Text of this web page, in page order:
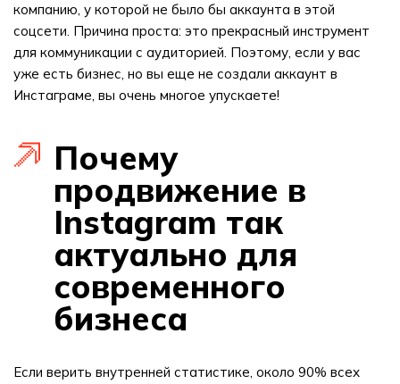
компанию, у которой не было бы аккаунта в этой
соцсети. Причина проста: это прекрасный инструмент
для коммуникации с аудиторией. Поэтому, если у вас
уже есть бизнес, но вы еще не создали аккаунт в
Инстаграме, вы очень многое упускаете!
Почему
продвижение в
Instagram так
актуально для
современного
бизнеса
Если верить внутренней статистике, около 90% всех